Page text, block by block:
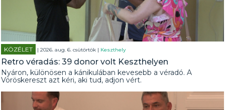
KÖZÉLET | 2026. aug. 6. csütörtök | Keszthely
Retro véradás: 39 donor volt Keszthelyen
Nyáron, különösen a kánikulában kevesebb a véradó. A
Vöröskereszt azt kéri, aki tud, adjon vért.